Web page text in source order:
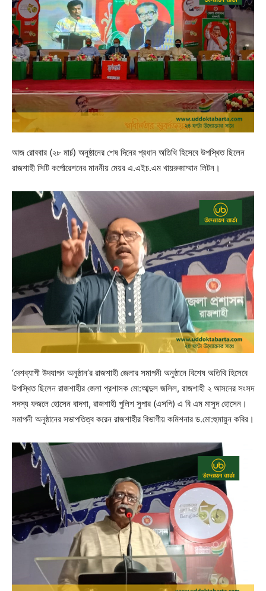
আজ রোববার (২৮ মার্চ) অনুষ্ঠানের শেষ দিনের প্রধান অতিথি হিসেবে উপস্থিত ছিলেন
রাজশাহী সিটি কর্পোরেশনের মাননীয় মেয়র এ.এইচ.এম খায়রুজাম্মান লিটন।
‘দেশব্যাপী উদযাপন অনুষ্ঠান’র রাজশাহী জেলার সমাপনী অনুষ্ঠানে বিশেষ অতিথি হিসেবে
উপস্থিত ছিলেন রাজশাহীর জেলা প্রশাসক মো:আব্দুল জলিল, রাজশাহী ২ আসনের সংসদ
সদস্য ফজলে হোসেন বাদশা, রাজশাহী পুলিশ সুপার (এসপি) এ বি এম মাসুদ হোসেন।
সমাপনী অনুষ্ঠানের সভাপতিত্ব করেন রাজশাহীর বিভাগীয় কমিশনার ড.মো:হুমায়ুন কবির।